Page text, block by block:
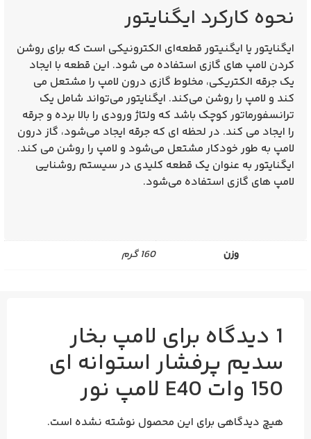
نحوه کارکرد ایگنایتور
ایگنایتور یا ایگنیتور قطعه‌ای الکترونیکی است که برای روشن
کردن لامپ‌ های گازی استفاده می شود. این قطعه با ایجاد
یک جرقه الکتریکی، مخلوط گازی درون لامپ را مشتعل می
کند و لامپ را روشن می‌کند. ایگنایتور می‌تواند شامل یک
ترانسفورماتور کوچک باشد که ولتاژ ورودی را بالا برده و جرقه
را ایجاد می‌ کند. در لحظه‌ ای که جرقه ایجاد می‌شود، گاز درون
لامپ به طور خودکار مشتعل می‌شود و لامپ را روشن می‌ کند.
ایگنایتور به عنوان یک قطعه کلیدی در سیستم روشنایی
لامپ‌ های گازی استفاده می‌شود.
وزن 160 گرم
1 دیدگاه برای لامپ بخار
سدیم پرفشار استوانه ای
150 وات E40 لامپ نور
هیچ دیدگاهی برای این محصول نوشته نشده است.